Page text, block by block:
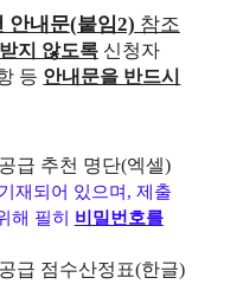
안내문(붙임2) 참조
지 않도록 신청자
등 안내문을 반드시
급 추천 명단(엑셀)
재되어 있으며 , 제출
해 필히 비밀번호를
급 점수산정표(한글)